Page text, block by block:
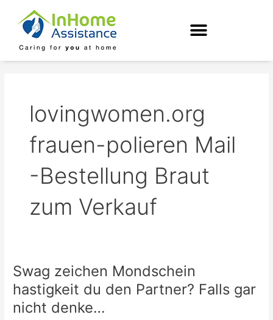
content
lovingwomen.org
frauen-polieren Mail
-Bestellung Braut
zum Verkauf
Swag zeichen Mondschein
hastigkeit du den Partner? Falls gar
nicht denke…
Swag
zeichen
Mondschein
hastigkeit